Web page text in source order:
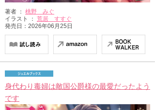
著者 ： 桃野 みぐ
イラスト ： 荒居 すすぐ
発売日：2026年06月25日
身代わり毒婦は敵国公爵様の最愛だったよう
です